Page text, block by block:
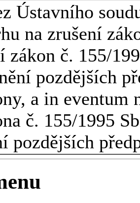
Ústavního
na zrušení
zákon č. 155/
pozdějších
a in eventum
č. 155/1995
pozdějších